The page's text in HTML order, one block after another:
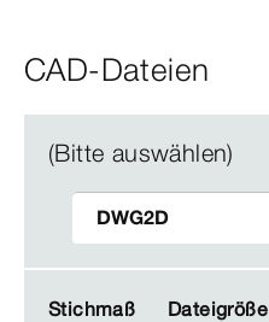
CAD-Dateien
(Bitte auswählen)
Stichmaß Dateigröße
Stichmaß Dateigröße